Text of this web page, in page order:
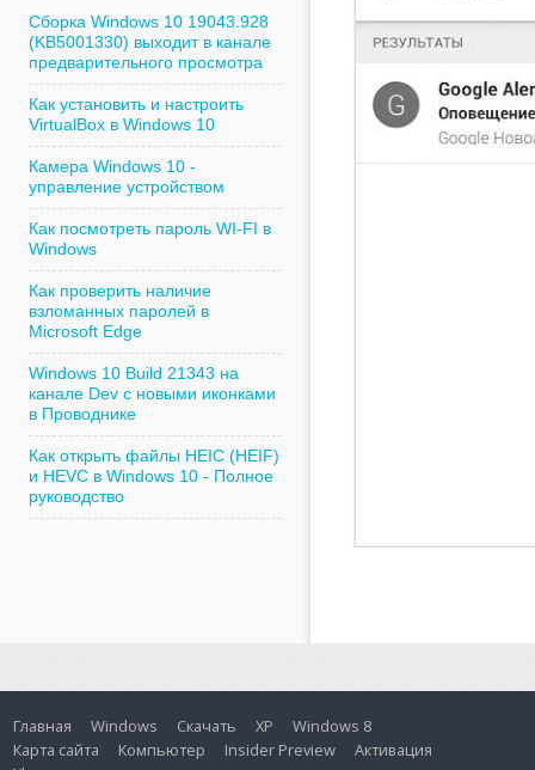
Сборка Windows 10 19043.928
(KB5001330) выходит в канале
предварительного просмотра
Как установить и настроить
VirtualBox в Windows 10
Камера Windows 10 -
управление устройством
Как посмотреть пароль WI-FI в
Windows
Как проверить наличие
взломанных паролей в
Microsoft Edge
Windows 10 Build 21343 на
канале Dev с новыми иконками
в Проводнике
Как открыть файлы HEIC (HEIF)
и HEVC в Windows 10 - Полное
руководство
Главная Windows Скачать XP
Windows 8
Карта сайта
Компьютер Insider Preview
Активация